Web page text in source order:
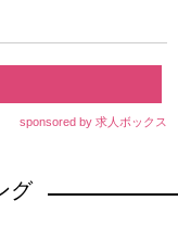
sponsored by 求人ボックス
グ